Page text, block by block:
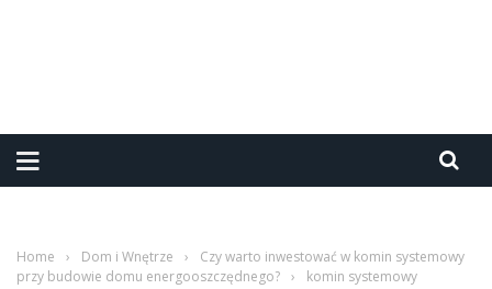
Home › Dom i Wnętrze ›
Czy warto inwestować w komin systemowy
przy budowie domu energooszczędnego? › komin systemowy